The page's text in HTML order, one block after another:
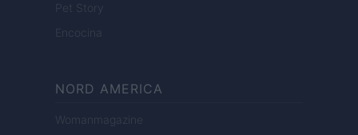
Pet Story
Encocina
NORD AMERICA
Womanmagazine